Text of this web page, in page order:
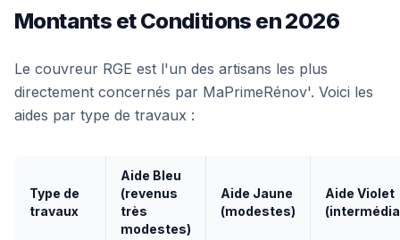
Montants et Conditions en 2026
Le couvreur RGE est l'un des artisans les plus
directement concernés par MaPrimeRénov'. Voici les
aides par type de travaux :
Type de
travaux
Aide Bleu
(revenus
très
modestes)
Aide Jaune
(modestes)
Aide Violet